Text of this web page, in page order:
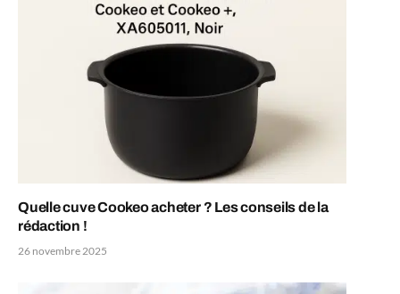
Quelle cuve Cookeo acheter ? Les conseils de la
rédaction !
26 novembre 2025